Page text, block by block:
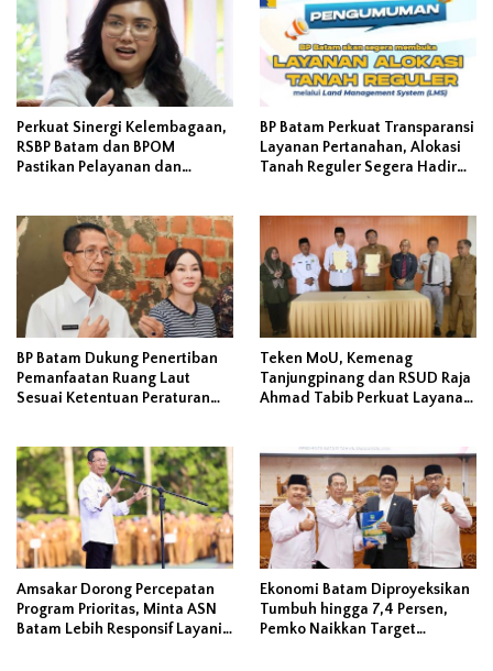
Perkuat Sinergi Kelembagaan,
RSBP Batam dan BPOM
Pastikan Pelayanan dan
BP Batam Perkuat Transparansi
Layanan Pertanahan, Alokasi
Tanah Reguler Segera Hadir
BP Batam Dukung Penertiban
Pemanfaatan Ruang Laut
Sesuai Ketentuan Peraturan
Teken MoU, Kemenag
Tanjungpinang dan RSUD Raja
Ahmad Tabib Perkuat Layanan
Amsakar Dorong Percepatan
Program Prioritas, Minta ASN
Batam Lebih Responsif Layani
Ekonomi Batam Diproyeksikan
Tumbuh hingga 7,4 Persen,
Pemko Naikkan Target